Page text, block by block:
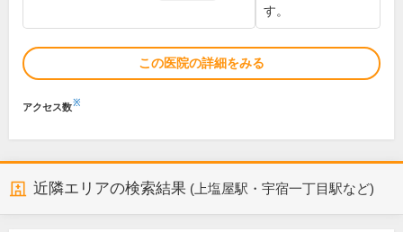
す。
この医院の詳細をみる
アクセス数※
近隣エリアの検索結果 (上塩屋駅・宇宿一丁目駅など)